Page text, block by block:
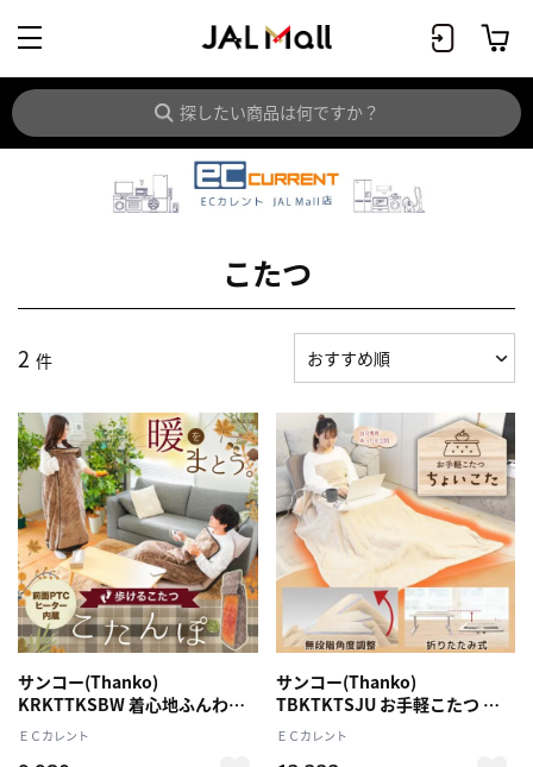
こたつ
2 件
サンコー(Thanko)
KRKTTKSBW 着心地ふんわり
歩けるこたつ こたんぽ 2022年
モデル
ＥＣカレント
サンコー(Thanko)
TBKTKTSJU お手軽こたつ お
ひとり様用こたつ 57×31cm ち
ょいこた
ＥＣカレント